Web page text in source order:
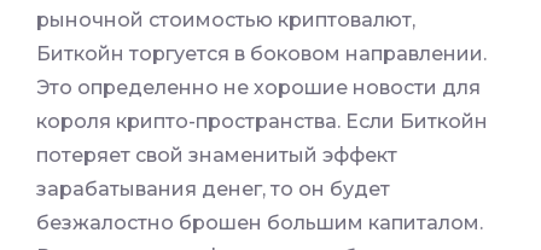
рыночной стоимостью криптовалют,
Биткойн торгуется в боковом направлении.
Это определенно не хорошие новости для
короля крипто-пространства. Если Биткойн
потеряет свой знаменитый эффект
зарабатывания денег, то он будет
безжалостно брошен большим капиталом.